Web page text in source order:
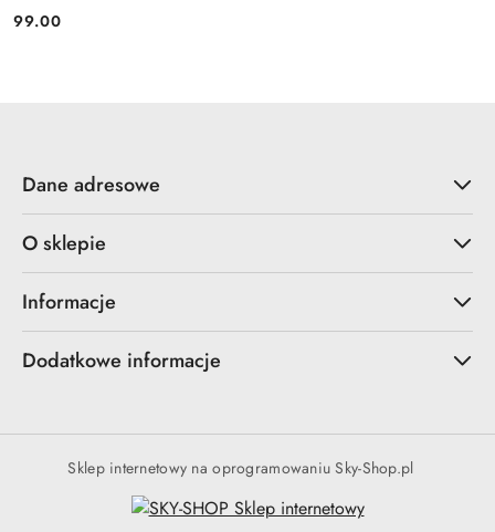
Cena:
99.00
Dane adresowe
O sklepie
Informacje
Dodatkowe informacje
Sklep internetowy na oprogramowaniu Sky-Shop.pl